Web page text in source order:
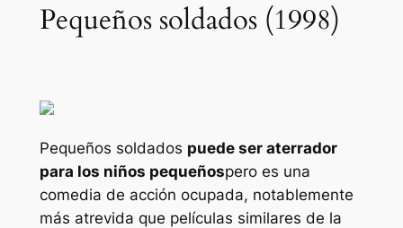
Pequeños soldados (1998)
Pequeños soldados puede ser aterrador
para los niños pequeñospero es una
comedia de acción ocupada, notablemente
más atrevida que películas similares de la